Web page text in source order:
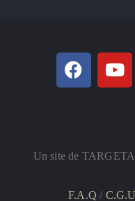
Un site de
F.A.Q / C.G.U